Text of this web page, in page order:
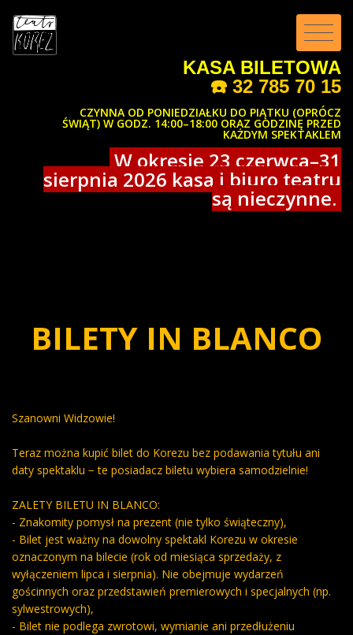
KASA BILETOWA
☎️ 32 785 70 15
CZYNNA OD PONIEDZIAŁKU DO PIĄTKU (OPRÓCZ
ŚWIĄT) W GODZ. 14:00–18:00 ORAZ GODZINĘ PRZED
KAŻDYM SPEKTAKLEM
W okresie 23 czerwca–31
sierpnia 2026 kasa i biuro teatru
są nieczynne.
BILETY IN BLANCO
Szanowni Widzowie!
Teraz można kupić bilet do Korezu bez podawania tytułu ani
daty spektaklu − te posiadacz biletu wybiera samodzielnie!
ZALETY BILETU IN BLANCO:
- Znakomity pomysł na prezent (nie tylko świąteczny),
- Bilet jest ważny na dowolny spektakl Korezu w okresie
oznaczonym na bilecie (rok od miesiąca sprzedaży, z
wyłączeniem lipca i sierpnia). Nie obejmuje wydarzeń
gościnnych oraz przedstawień premierowych i specjalnych (np.
sylwestrowych),
- Bilet nie podlega zwrotowi, wymianie ani przedłużeniu